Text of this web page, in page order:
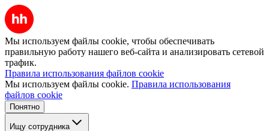
Мы используем файлы cookie, чтобы обеспечивать
правильную работу нашего веб-сайта и анализировать сетевой
трафик.
Правила использования файлов cookie
Мы используем файлы cookie. Правила использования
файлов cookie
Понятно
Ищу сотрудника